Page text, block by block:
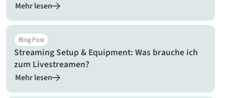
Mehr lesen
Blog Post
Streaming Setup & Equipment: Was brauche ich
zum Livestreamen?
Mehr lesen